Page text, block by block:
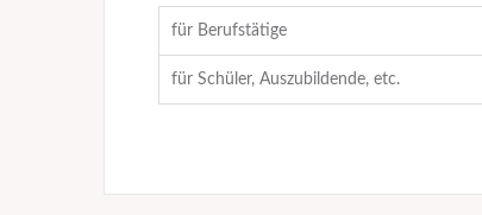
für Berufstätige
für Schüler, Auszubildende, etc.